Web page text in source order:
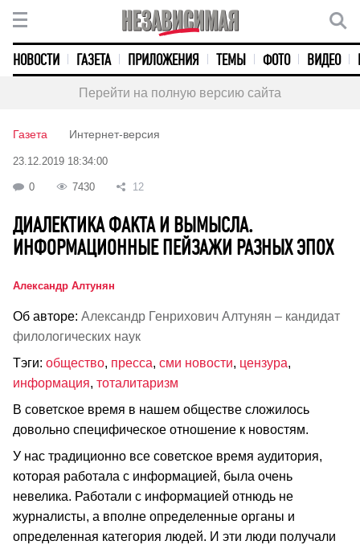
НОВОСТИ ГАЗЕТА ПРИЛОЖЕНИЯ ТЕМЫ ФОТО ВИДЕО
Перейти на полную версию сайта
Газета Интернет-версия
23.12.2019 18:34:00
0 7430 12
ДИАЛЕКТИКА ФАКТА И ВЫМЫСЛА.
ИНФОРМАЦИОННЫЕ ПЕЙЗАЖИ РАЗНЫХ ЭПОХ
Александр Алтунян
Об авторе: Александр Генрихович Алтунян – кандидат
филологических наук
Тэги: общество, пресса, сми новости, цензура,
информация, тоталитаризм
В советское время в нашем обществе сложилось
довольно специфическое отношение к новостям.
У нас традиционно все советское время аудитория,
которая работала с информацией, была очень
невелика. Работали с информацией отнюдь не
журналисты, а вполне определенные органы и
определенная категория людей. И эти люди получали